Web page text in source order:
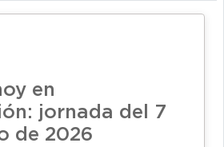
en
jornada del 7
de 2026